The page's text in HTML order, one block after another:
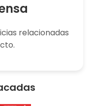
relacionadas